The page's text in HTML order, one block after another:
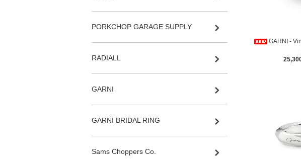
GARNI -
PORKCHOP GARAGE SUPPLY
RADIALL
GARNI
GARNI BRIDAL RING
Sams Choppers Co.